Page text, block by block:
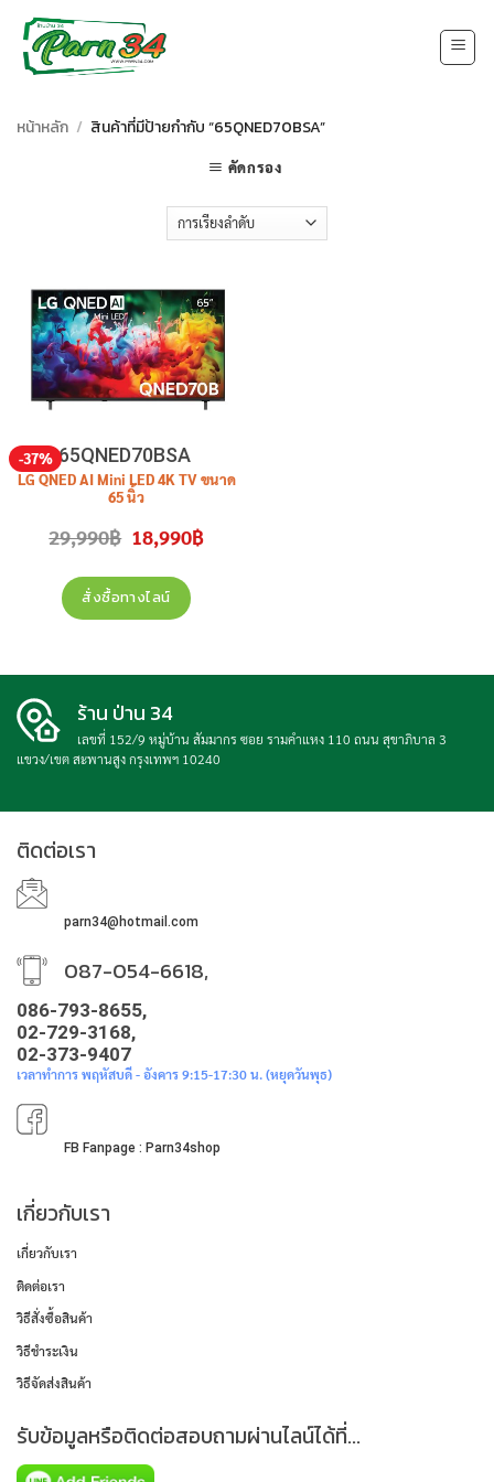
content
หน้าหลัก / สินค้าที่มีป้ายกำกับ “65QNED70BSA”
คัดกรอง
-37% 65QNED70BSA
LG QNED AI Mini LED 4K TV ขนาด
65 นิ้ว
65QNED70B , QNED70B ) สินค้า
29,990฿ Original
price
29,990฿.
18,990฿Current
price
สั่งซื้อทางไลน์
ร้าน ป่าน 34
เลขที่ 152/9 หมู่บ้าน สัมมากร ซอย รามคำแหง 110 ถนน สุขาภิบาล 3
แขวง/เขต สะพานสูง กรุงเทพฯ 10240
ติดต่อเรา
parn34@hotmail.com
087-054-6618,
086-793-8655,
02-729-3168,
02-373-9407
เวลาทำการ พฤหัสบดี - อังคาร 9:15-17:30 น. (หยุดวันพุธ)
FB Fanpage : Parn34shop
เกี่ยวกับเรา
เกี่ยวกับเรา
ติดต่อเรา
วิธีสั่งซื้อสินค้า
วิธีชำระเงิน
วิธีจัดส่งสินค้า
รับข้อมูลหรือติดต่อสอบถามผ่านไลน์ได้ที่...